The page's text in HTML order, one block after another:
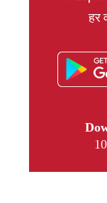
हर